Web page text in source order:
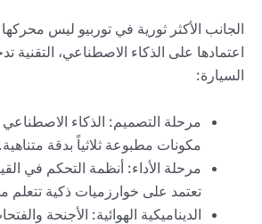
الجانب الأكثر ثورية في توربيو ليس
اعتمادها على الذكاء الاصطناعي،
السيارة:
مرحلة التصميم: الذكاء الاصطناعي
مكونات مطبوعة ثلاثياً بدقة متناهية.
مرحلة الأداء: أنظمة التحكم في
تعتمد على خوارزميات ذكية
الديناميكية الهوائية: الأجنحة